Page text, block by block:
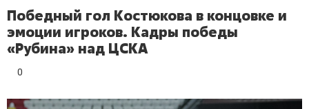
Победный гол Костюкова в концовке и
эмоции игроков. Кадры победы
«Рубина» над ЦСКА
0